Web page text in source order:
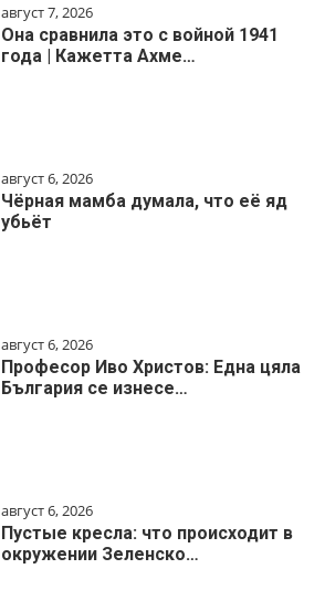
август 7, 2026
Она сравнила это с войной 1941
года | Кажетта Ахме…
август 6, 2026
Чёрная мамба думала, что её яд
убьёт
август 6, 2026
Професор Иво Христов: Една цяла
България се изнесе…
август 6, 2026
Пустые кресла: что происходит в
окружении Зеленско…